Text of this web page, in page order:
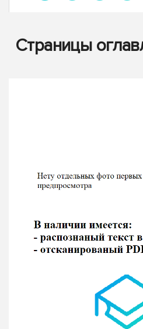
Страницы